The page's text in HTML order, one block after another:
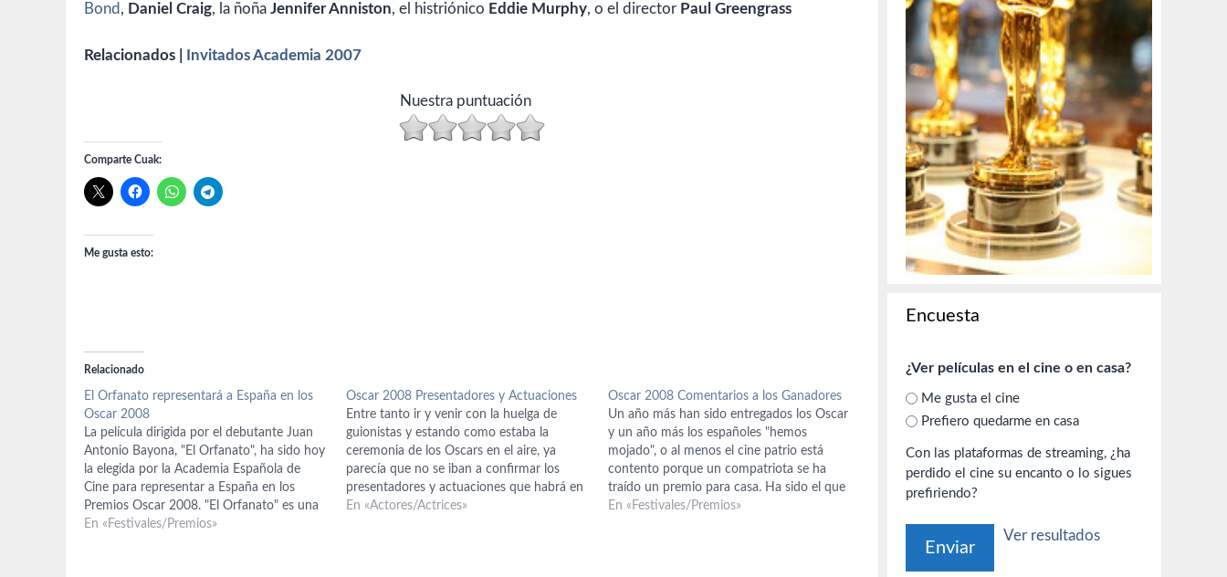
Bond , Daniel Craig, la ñoña Jennifer Anniston, el histriónico Eddie Murphy, o el director Paul Greengrass
Relacionados | Invitados Academia 2007
Nuestra puntuación
Comparte Cuak:
Me gusta esto:
Relacionado
El Orfanato representará a España en los
Oscar 2008
La película dirigida por el debutante Juan
Antonio Bayona, "El Orfanato", ha sido hoy
la elegida por la Academia Española de
Cine para representar a España en los
Premios Oscar 2008. "El Orfanato" es una
historia de terror protagonizada por la
En «Festivales/Premios»
Oscar 2008 Presentadores y Actuaciones
Entre tanto ir y venir con la huelga de
guionistas y estando como estaba la
ceremonia de los Oscars en el aire, ya
parecía que no se iban a confirmar los
presentadores y actuaciones que habrá en
la entrega de premios, pero al final, tras la
En «Actores/Actrices»
Oscar 2008 Comentarios a los Ganadores
Un año más han sido entregados los Oscar
y un año más los españoles "hemos
mojado", o al menos el cine patrio está
contento porque un compatriota se ha
traído un premio para casa. Ha sido el que
estaba más cantado, el de Javier Bardem
En «Festivales/Premios»
Encuesta
¿Ver películas en el cine o en casa?
Me gusta el cine
Prefiero quedarme en casa
Con las plataformas de streaming, ¿ha
perdido el cine su encanto o lo sigues
prefiriendo?
Ver resultados